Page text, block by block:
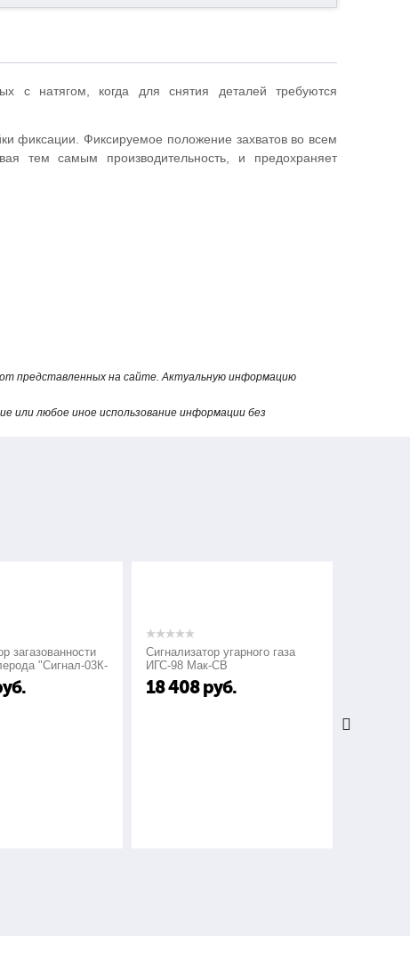
с натягом, когда для снятия деталей требуются
фиксации. Фиксируемое положение захватов во всем
тем самым производительность, и предохраняет
представленных на сайте. Актуальную информацию
или любое иное использование информации без
загазованности
"Сигнал-03К-
Сигнализатор угарного газа
ИГС-98 Мак-СВ
18 408руб.